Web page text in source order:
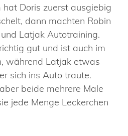
hat Doris zuerst ausgiebig
dann machten Robin
Latjak Autotraining.
gut und ist auch im
während Latjak etwas
sich ins Auto traute.
beide mehrere Male
jede Menge Leckerchen